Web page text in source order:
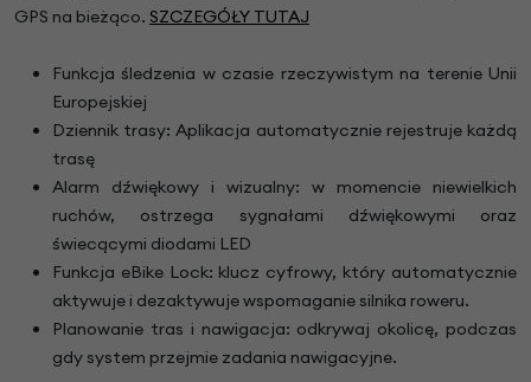
GPS na bieżąco. SZCZEGÓŁY TUTAJ
Funkcja śledzenia w czasie rzeczywistym na terenie Unii
Europejskiej
Dziennik trasy: Aplikacja automatycznie rejestruje każdą
trasę
Alarm dźwiękowy i wizualny: w momencie niewielkich
ruchów, ostrzega sygnałami dźwiękowymi oraz
świecącymi diodami LED
Funkcja eBike Lock: klucz cyfrowy, który automatycznie
aktywuje i dezaktywuje wspomaganie silnika roweru.
Planowanie tras i nawigacja: odkrywaj okolicę, podczas
gdy system przejmie zadania nawigacyjne.